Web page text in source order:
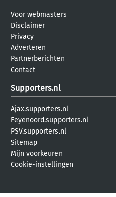
Voor webmasters
Disclaimer
Privacy
Adverteren
Partnerberichten
Contact
Supporters.nl
Ajax.supporters.nl
Feyenoord.supporters.nl
PSV.supporters.nl
Sitemap
Mijn voorkeuren
Cookie-instellingen